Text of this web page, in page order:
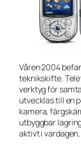
Våren 2004
teknikskifte.
verktyg för
utvecklas till en
kamera,
utbyggbar
aktivt i